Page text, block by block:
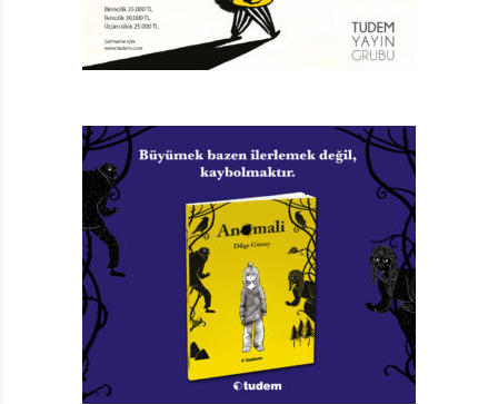
Tıpkı Demir gibi başka çocukların da düşlediği
karakterleri bu ikilinin elinden daha çok okuyabilmek